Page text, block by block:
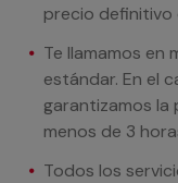
precio definitivo
Te llamamos en
estándar. En el
garantizamos la
menos de 3
Todos los